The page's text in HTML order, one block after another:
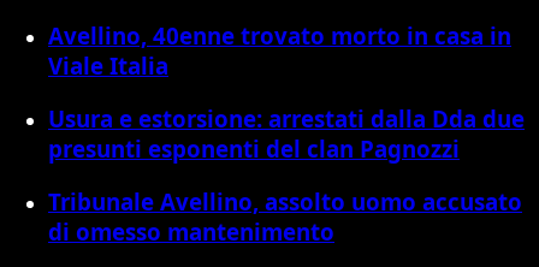
Avellino, 40enne trovato morto in casa in
Viale Italia
Usura e estorsione: arrestati dalla Dda due
presunti esponenti del clan Pagnozzi
Tribunale Avellino, assolto uomo accusato
di omesso mantenimento